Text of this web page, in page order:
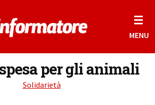
☰
MENU
per gli animali
Solidarietà